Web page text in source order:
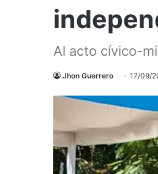
Al acto cívico-
Jhon Guerrero 17/09/